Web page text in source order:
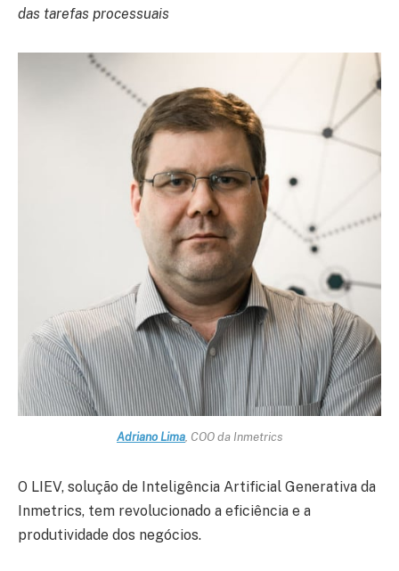
das tarefas processuais
Adriano Lima , COO da Inmetrics
O LIEV, solução de Inteligência Artificial Generativa da
Inmetrics, tem revolucionado a eficiência e a
produtividade dos negócios.